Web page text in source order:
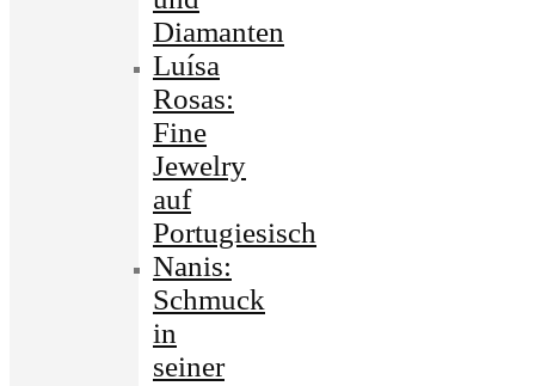
Diamanten
Luísa
Rosas:
Fine
Jewelry
auf
Portugiesisch
Nanis:
Schmuck
in
seiner